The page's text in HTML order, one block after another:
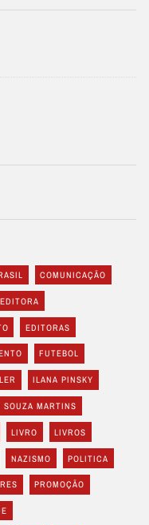
COMUNICAÇÃO
EDITORA
EDITORAS
FUTEBOL
ILANA PINSKY
SOUZA MARTINS
LIVRO LIVROS
NAZISMO POLITICA
PROMOÇÃO